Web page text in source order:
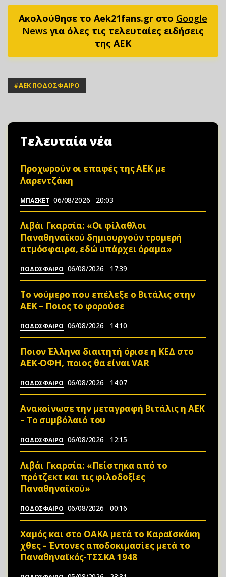
Ακολούθησε το Aek21fans.gr στο Google
News για όλες τις τελευταίες ειδήσεις
της ΑΕΚ
#ΑΕΚ ΠΟΔΟΣΦΑΙΡΟ
Τελευταία νέα
Προχωρούν οι επαφές της ΑΕΚ με
Λαρεντζάκη
ΜΠΑΣΚΕΤ 06/08/2026 20:03
Λιβάι Γκαρσία: «Οι φίλαθλοι
Παναθηναϊκού δημιουργούν τρομερή
ατμόσφαιρα, εδώ υπάρχει όραμα»
ΠΟΔΟΣΦΑΙΡΟ 06/08/2026 17:39
Το νούμερο που επέλεξε ο Βιτάλις στην
ΑΕΚ – Ποιος το φορούσε
ΠΟΔΟΣΦΑΙΡΟ 06/08/2026 14:10
Ποιον Έλληνα διαιτητή όρισε η ΚΕΔ στο
ΑΕΚ-ΟΦΗ, ποιος θα είναι VAR
ΠΟΔΟΣΦΑΙΡΟ 06/08/2026 14:07
Ανακοίνωσε την μεταγραφή Βιτάλις η ΑΕΚ
– Το συμβόλαιό του
ΠΟΔΟΣΦΑΙΡΟ 06/08/2026 12:15
Λιβάι Γκαρσία: «Πείστηκα από το
πρότζεκτ και τις φιλοδοξίες
Παναθηναϊκού»
ΠΟΔΟΣΦΑΙΡΟ 06/08/2026 00:16
Χαμός και στο ΟΑΚΑ μετά το Καραϊσκάκη
χθες – Έντονες αποδοκιμασίες μετά το
Παναθηναϊκός-ΤΣΣΚΑ 1948